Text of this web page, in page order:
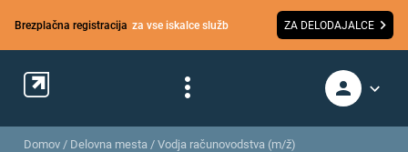
Brezplačna registracija za vse iskalce služb ZA DELODAJALCE
Domov / Delovna mesta / Vodja računovodstva (m/ž)